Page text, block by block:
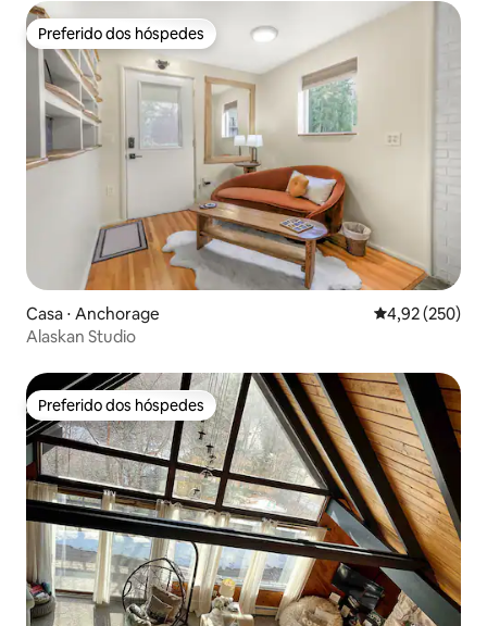
Preferido dos hóspedes
Preferido dos hóspedes
Casa ⋅ Anchorage 4,92 de uma
4,92 (250)
Alaskan Studio
Preferido dos hóspedes
Preferido dos hóspedes